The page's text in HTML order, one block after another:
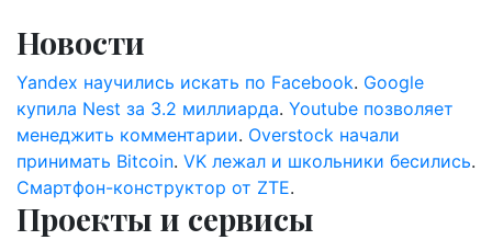
Новости
Yandex научились искать по Facebook. Google
купила Nest за 3.2 миллиарда. Youtube позволяет
менеджить комментарии. Overstock начали
принимать Bitcoin. VK лежал и школьники бесились.
Смартфон-конструктор от ZTE.
Проекты и сервисы